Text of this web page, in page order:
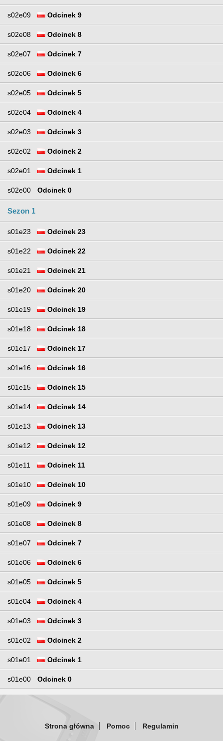
s02e09 Odcinek 9
s02e08 Odcinek 8
s02e07 Odcinek 7
s02e06 Odcinek 6
s02e05 Odcinek 5
s02e04 Odcinek 4
s02e03 Odcinek 3
s02e02 Odcinek 2
s02e01 Odcinek 1
s02e00 Odcinek 0
Sezon 1
s01e23 Odcinek 23
s01e22 Odcinek 22
s01e21 Odcinek 21
s01e20 Odcinek 20
s01e19 Odcinek 19
s01e18 Odcinek 18
s01e17 Odcinek 17
s01e16 Odcinek 16
s01e15 Odcinek 15
s01e14 Odcinek 14
s01e13 Odcinek 13
s01e12 Odcinek 12
s01e11 Odcinek 11
s01e10 Odcinek 10
s01e09 Odcinek 9
s01e08 Odcinek 8
s01e07 Odcinek 7
s01e06 Odcinek 6
s01e05 Odcinek 5
s01e04 Odcinek 4
s01e03 Odcinek 3
s01e02 Odcinek 2
s01e01 Odcinek 1
s01e00 Odcinek 0
Strona główna Pomoc Regulamin